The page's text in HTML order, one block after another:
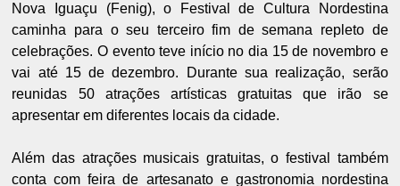
Nova Iguaçu (Fenig), o Festival de Cultura Nordestina
caminha para o seu terceiro fim de semana repleto de
celebrações. O evento teve início no dia 15 de novembro e
vai até 15 de dezembro. Durante sua realização, serão
reunidas 50 atrações artísticas gratuitas que irão se
apresentar em diferentes locais da cidade.
Além das atrações musicais gratuitas, o festival também
conta com feira de artesanato e gastronomia nordestina